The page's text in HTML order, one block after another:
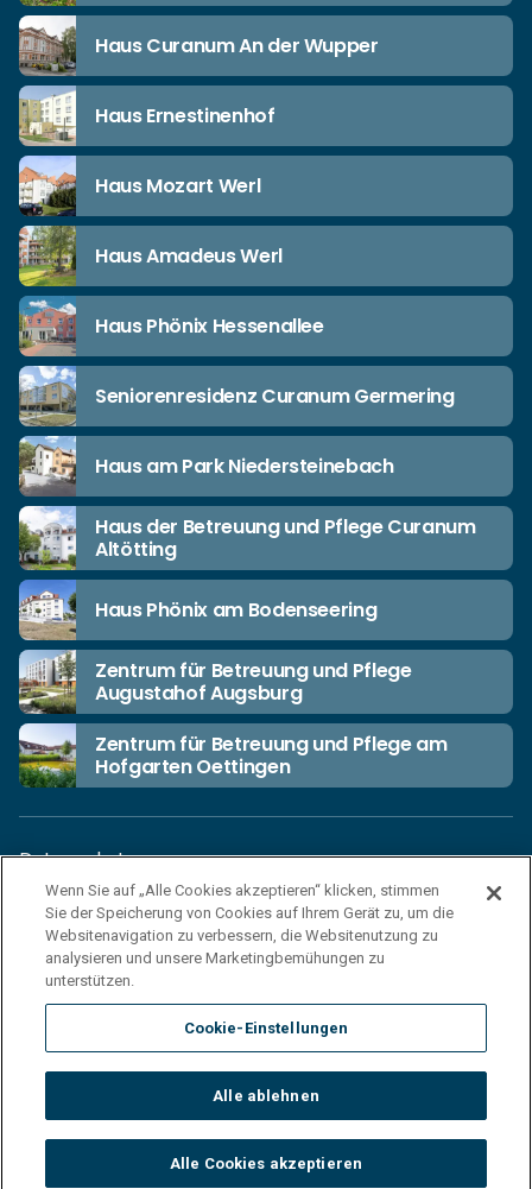
Haus Curanum An der Wupper
Haus Ernestinenhof
Haus Mozart Werl
Haus Amadeus Werl
Haus Phönix Hessenallee
Seniorenresidenz Curanum Germering
Haus am Park Niedersteinebach
Haus der Betreuung und Pflege Curanum
Altötting
Haus Phönix am Bodenseering
Zentrum für Betreuung und Pflege
Augustahof Augsburg
Zentrum für Betreuung und Pflege am
Hofgarten Oettingen
© 2026 Korian Deutschland GmbH
Datenschutz
Unsere Netiquette
Einkaufsbedingungen
Haftungsausschluss
Impressum
Cookies
Wenn Sie auf „Alle Cookies akzeptieren“ klicken, stimmen
Sie der Speicherung von Cookies auf Ihrem Gerät zu, um die
Websitenavigation zu verbessern, die Websitenutzung zu
analysieren und unsere Marketingbemühungen zu
unterstützen.
Cookie-Einstellungen
Alle ablehnen
Alle Cookies akzeptieren